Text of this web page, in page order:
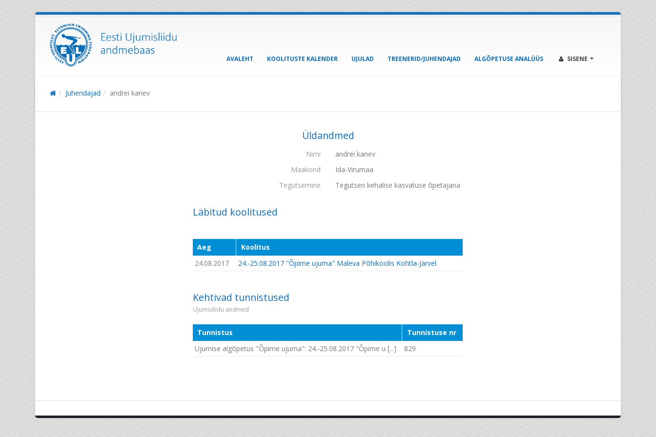
AVALEHT KOOLITUSTE KALENDER UJULAD TREENERID/JUHENDAJAD ALGÕPETUSE ANALÜÜS SISENE
Juhendajad andrei kanev
Üldandmed
Nimi
andrei kanev
Maakond
Ida-Virumaa
Tegutsemine
Tegutsen kehalise kasvatuse õpetajana
Läbitud koolitused
Aeg
Koolitus
24.08.2017
24.-25.08.2017 "Õpime ujuma" Maleva Põhikoolis Kohtla-Järvel
Kehtivad tunnistused
Ujumisliidu andmed
Tunnistus
Tunnistuse nr
Ujumise algõpetus "Õpime ujuma": 24.-25.08.2017 "Õpime u [...]
829